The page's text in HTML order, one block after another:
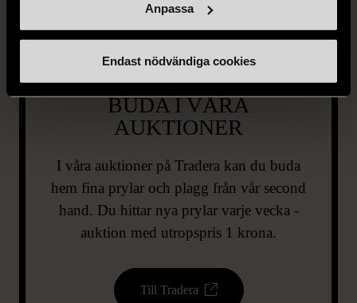
Anpassa
Endast nödvändiga cookies
BUDA I VÅRA
AUKTIONER
I våra auktioner på Tradera kan du buda
hem fina prylar och plagg från vår second
hand. Du hittar nya prylar varje vecka -
auktion med utropspris 1 krona.
Till Tradera